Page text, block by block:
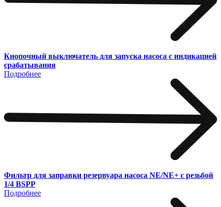
Кнопочный выключатель для запуска насоса с индикацией
срабатывания
Подробнее
Фильтр для заправки резервуара насоса NE/NE+ с резьбой
1/4 BSPP
Подробнее